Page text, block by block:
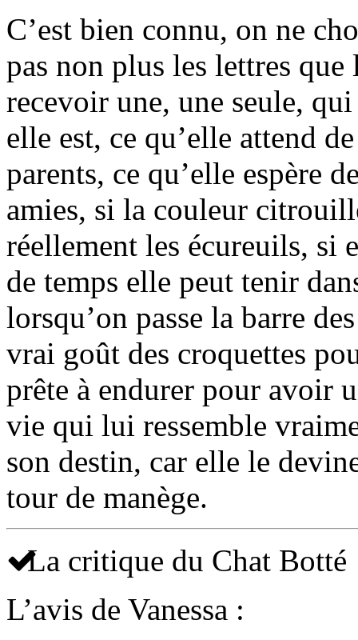
C’est bien connu, on ne
pas non plus les lettres
recevoir une, une seule,
elle est, ce qu’elle attend
parents, ce qu’elle espère
amies, si la couleur
réellement les écureuils, si
de temps elle peut tenir
lorsqu’on passe la barre
vrai goût des croquettes
prête à endurer pour avoir
vie qui lui ressemble
son destin, car elle le
tour de manège.
La critique du Chat Botté
L’avis de Vanessa :